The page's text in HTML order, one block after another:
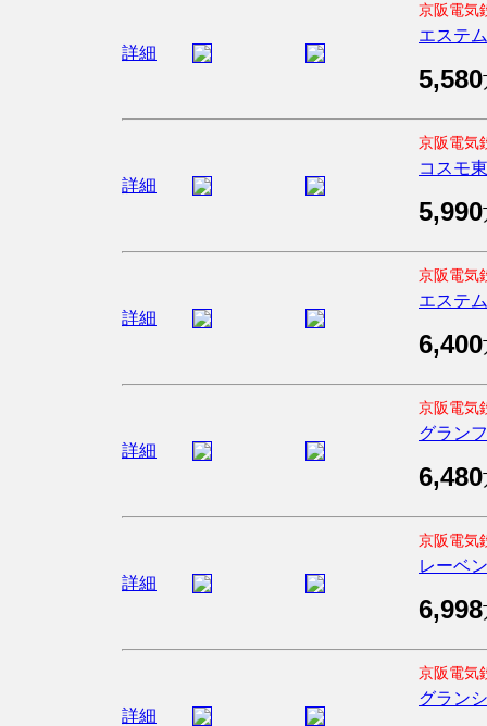
詳細
京阪電気
エステ
5,580
詳細
京阪電気
コスモ
5,990
詳細
京阪電気
エステ
6,400
詳細
京阪電気
グラン
6,480
詳細
京阪電気
レーベ
6,998
詳細
京阪電気
グラン